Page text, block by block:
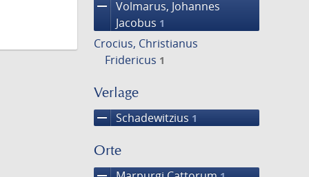
remove Volmarus, Johannes
Jacobus 1
Crocius, Christianus
Fridericus 1
Verlage
remove Schadewitzius 1
Orte